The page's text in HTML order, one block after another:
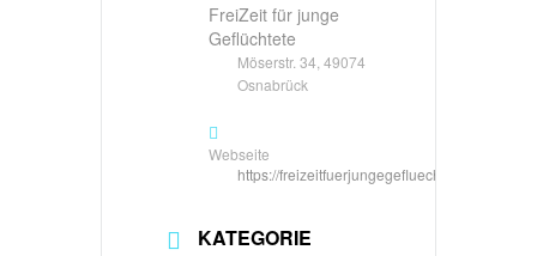
FreiZeit für junge
Geflüchtete
Möserstr. 34, 49074
Osnabrück
Webseite
https://freizeitfuerjungegefluechtete.de/
KATEGORIE